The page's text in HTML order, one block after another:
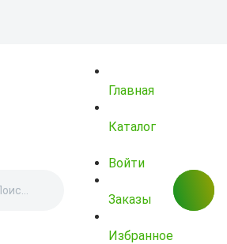
Главная
Каталог
Войти
Заказы
Избранное